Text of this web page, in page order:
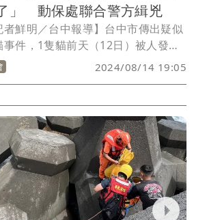
台中男開千萬BMW i8載女
風 落漆！懸掛假車牌被警抓
社會
」 動保處聯合警方緝兇
者鮮明／台中報導】台中市傳出疑似
事件，1隻貓前天（12日）被人發現
棲路文化路1處停車場旁，全身疑被
潑灑嚴重燙傷，經送往動物醫院仍因
貓從下顎到脖子有深及見骨的傷口，
嚴重燒燙傷，「蛋蛋也融了」。台中
保處表示，全案已請警方協助調閱監
追查，動保人員也取回貓的屍體進一
清。
2024/08/14 19:05